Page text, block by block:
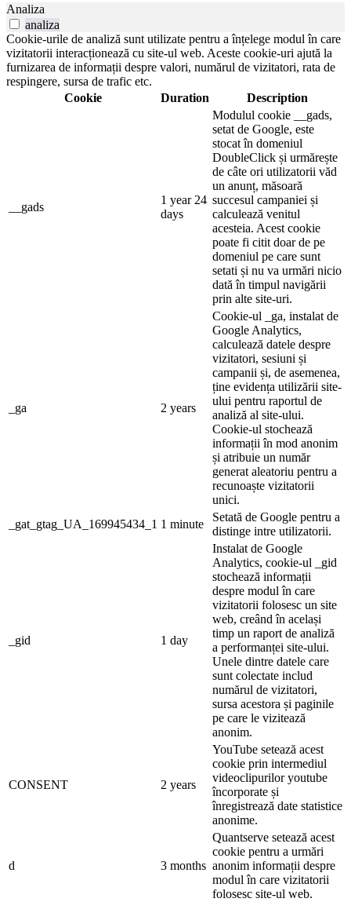
Analiza
analiza
Cookie-urile de analiză sunt utilizate pentru a înțelege modul în care
vizitatorii interacționează cu site-ul web. Aceste cookie-uri ajută la
furnizarea de informații despre valori, numărul de vizitatori, rata de
respingere, sursa de trafic etc.
Cookie
Duration Description
__gads
1 year 24
days
Modulul cookie __gads,
setat de Google, este
stocat în domeniul
DoubleClick și urmărește
de câte ori utilizatorii văd
un anunț, măsoară
succesul campaniei și
calculează venitul
acesteia. Acest cookie
poate fi citit doar de pe
domeniul pe care sunt
setati și nu va urmări nicio
dată în timpul navigării
prin alte site-uri.
_ga 2 years
Cookie-ul _ga, instalat de
Google Analytics,
calculează datele despre
vizitatori, sesiuni și
campanii și, de asemenea,
ține evidența utilizării site-
ului pentru raportul de
analiză al site-ului.
Cookie-ul stochează
informații în mod anonim
și atribuie un număr
generat aleatoriu pentru a
recunoaște vizitatorii
unici.
_gat_gtag_UA_169945434_1 1 minute
Setată de Google pentru a
distinge intre utilizatorii.
_gid 1 day
Instalat de Google
Analytics, cookie-ul _gid
stochează informații
despre modul în care
vizitatorii folosesc un site
web, creând în același
timp un raport de analiză
a performanței site-ului.
Unele dintre datele care
sunt colectate includ
numărul de vizitatori,
sursa acestora și paginile
pe care le vizitează
anonim.
CONSENT 2 years
YouTube setează acest
cookie prin intermediul
videoclipurilor youtube
încorporate și
înregistrează date statistice
anonime.
d 3 months
Quantserve setează acest
cookie pentru a urmări
anonim informații despre
modul în care vizitatorii
folosesc site-ul web.